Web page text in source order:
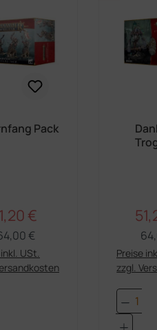
Pack
€
€
USt.
Anzahl: Gib
Preise
zzgl.